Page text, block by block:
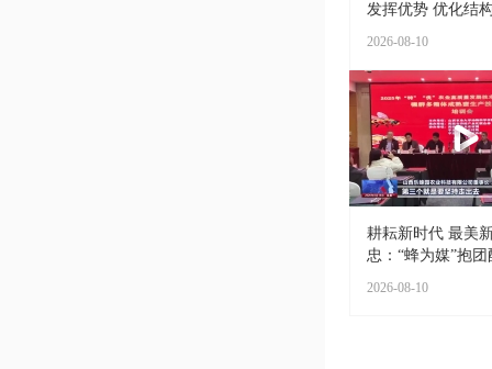
发挥优势 优化结
2026-08-10
耕耘新时代 最美
忠：“蜂为媒”抱
2026-08-10